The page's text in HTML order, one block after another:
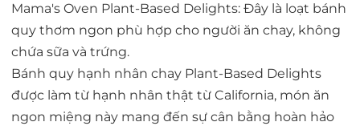
Mama's Oven Plant-Based Delights: Đây là loạt bánh
quy thơm ngon phù hợp cho người ăn chay, không
chứa sữa và trứng.
Bánh quy hạnh nhân chay Plant-Based Delights
được làm từ hạnh nhân thật từ California, món ăn
ngon miệng này mang đến sự cân bằng hoàn hảo